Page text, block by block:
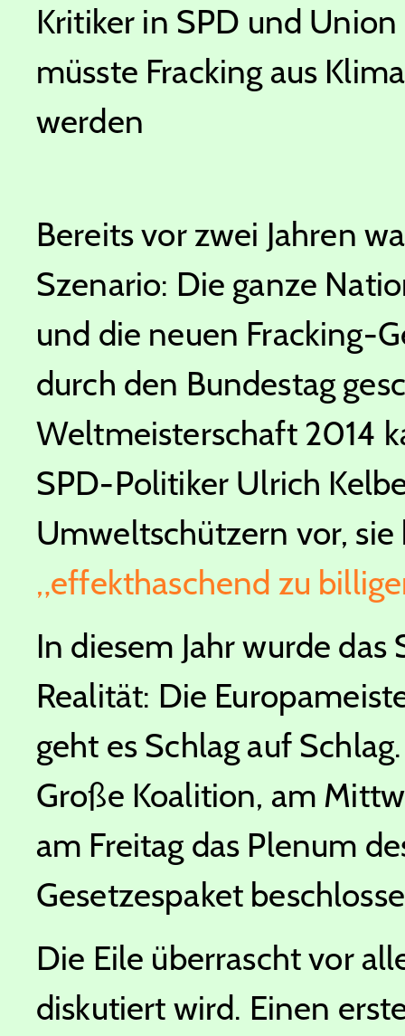
Kritiker in SPD und
müsste Fracking aus
werden
Bereits vor zwei Jahren
Szenario: Die ganze
und die neuen Fracking-
durch den Bundestag
Weltmeisterschaft 2014
SPD-Politiker Ulrich
Umweltschützern vor,
„effekthaschend zu
In diesem Jahr wurde
Realität: Die
geht es Schlag auf
Große Koalition, am
am Freitag das Plenum
Gesetzespaket
Die Eile überrascht vor
diskutiert wird. Einen